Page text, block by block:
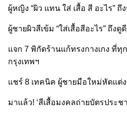
ผู้หญิง “ผิว แทน ใส่ เสื้อ สี อะไร”
ผู้ชายผิวสีเข้ม “ใส่เสื้อสีอะไร” ถึงดู
แจก 7 พิกัดร้านแก้ทรงกางเกง ที่
กรุงเทพฯ
แชร์ 8 เทคนิค ผู้ชายมือใหม่หัดแต่
มาแล้ว! ‘สีเสื้อมงคลถ่ายบัตรประ